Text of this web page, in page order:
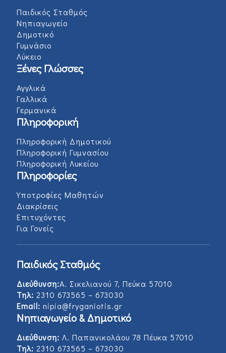
Παιδικός Σταθμός
Νηπιαγωγείο
Δημοτικό
Γυμνάσιο
Λύκειο
Ξένες Γλώσσες
Αγγλικά
Γαλλικά
Γερμανικά
Πληροφορική
Πληροφορική Δημοτικού
Πληροφορική Γυμνασίου
Πληροφορική Λυκείου
Πληροφορίες
Υποτροφίες Μαθητών
Διακρίσεις
Επιτυχόντες
Για Γονείς
Παιδικός Σταθμός
Διεύθυνση:Α. Σικελιανού 7, Πεύκα 57010
Τηλ: 2310 673565 – 673030
Email: nipia@fryganiotis.gr
Νηπιαγωγείο & Δημοτικό
Διεύθυνση: Λ. Παπανικολάου 78 Πέυκα 57010
Τηλ: 2310 673565 – 673030